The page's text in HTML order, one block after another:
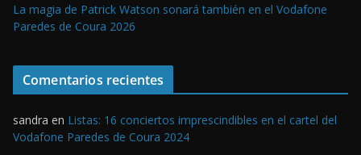
La magia de Patrick Watson sonará también en el Vodafone
Paredes de Coura 2026
Comentarios recientes
sandra en Listas: 16 conciertos imprescindibles en el cartel del
Vodafone Paredes de Coura 2024